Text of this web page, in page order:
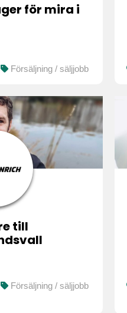
för mira i
Försäljning / säljjobb
till
Försäljning / säljjobb